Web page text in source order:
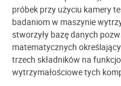
próbek przy użyciu kamery
badaniom w maszynie
stworzyły bazę danych
matematycznych
trzech składników na
wytrzymałościowe tych